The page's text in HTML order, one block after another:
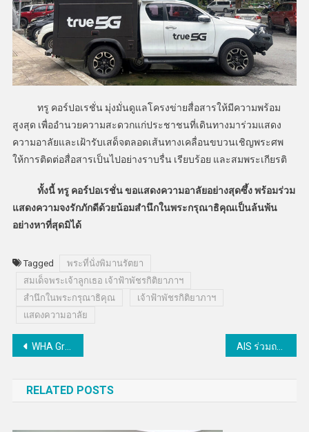
ทรู คอร์ปอเรชั่น มุ่งมั่นดูแลโครงข่ายสื่อสารให้มีความพร้อม
สูงสุด เพื่ออำนวยความสะดวกแก่ประชาชนที่เดินทางมาร่วมแสดง
ความอาลัยและเฝ้ารับเสด็จตลอดเส้นทางเคลื่อนขบวนเชิญพระศพ
ให้การติดต่อสื่อสารเป็นไปอย่างราบรื่น เรียบร้อย และสมพระเกียรติ
ทั้งนี้ ทรู คอร์ปอเรชั่น ขอแสดงความอาลัยอย่างสุดซึ้ง พร้อมร่วม
แสดงความจงรักภักดีด้วยน้อมสำนึกในพระกรุณาธิคุณเป็นล้นพ้น
อย่างหาที่สุดมิได้
Tagged
พระที่นั่งพิมานรัตยา
สมเด็จพระเจ้าลูกเธอ เจ้าฟ้าพัชรกิติยาภาฯ
สำนึกในพระกรุณาธิคุณ
เจ้าฟ้าพัชรกิติยาภาฯ
แสดงความอาลัย
แนะแนว
WHA Group ผนึก 6 พันธมิตรยกระดับโครงการ “WeCYCLE”การจัดการของเสียครบวงจร สู่สังคมคาร์บอนต่ำ AIS ร่วมถวายความอาลัยสมเด็จพระเจ้าลูกเธอ เจ้าฟ้าพัชรกิติยาภาฯเสริมโครงข่าย 5G, Free WiFi พร้อมจุดชาร์จแบต น้ำดื่ม
RELATED POSTS